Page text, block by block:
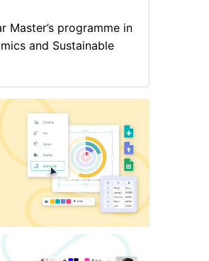
Master’s programme in
and Sustainable